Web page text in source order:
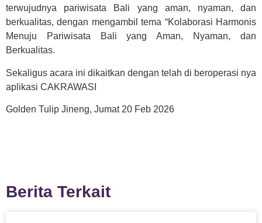
terwujudnya pariwisata Bali yang aman, nyaman, dan
berkualitas, dengan mengambil tema “Kolaborasi Harmonis
Menuju Pariwisata Bali yang Aman, Nyaman, dan
Berkualitas.
Sekaligus acara ini dikaitkan dengan telah di beroperasi nya
aplikasi CAKRAWASI
Golden Tulip Jineng, Jumat 20 Feb 2026
Berita Terkait